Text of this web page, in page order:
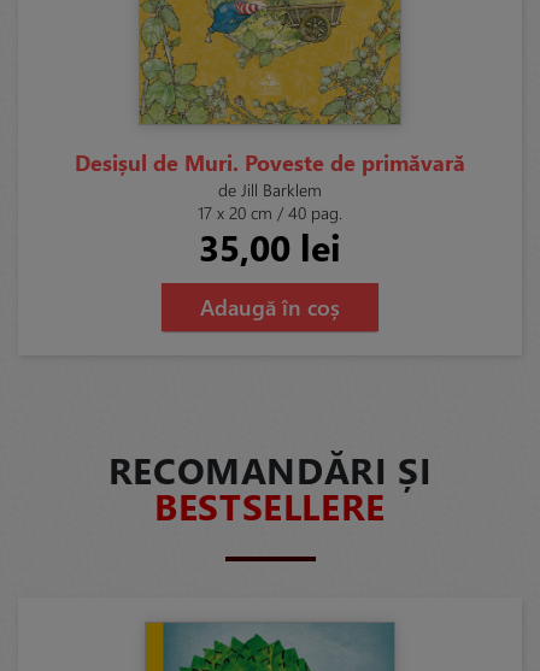
Desișul de Muri. Poveste de primăvară
de Jill Barklem
17 x 20 cm / 40 pag.
35,00 lei
Adaugă în coș
RECOMANDĂRI ȘI
BESTSELLERE